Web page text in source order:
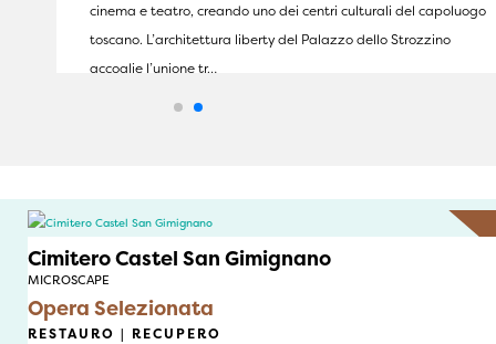
cinema e teatro, creando uno dei centri culturali del capoluogo
toscano. L’architettura liberty del Palazzo dello Strozzino
accoglie l’unione tr…
Cimitero Castel San Gimignano
MICROSCAPE
Opera Selezionata
RESTAURO | RECUPERO